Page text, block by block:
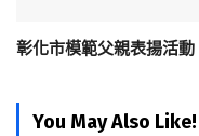
彰化市模範父親表揚活動
You May Also Like!